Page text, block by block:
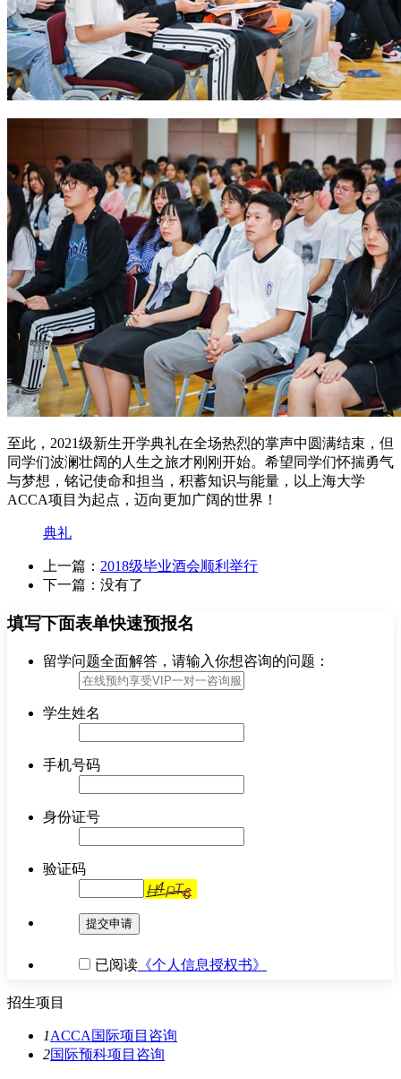
至此，2021级新生开学典礼在全场热烈的掌声中圆满结束，但
同学们波澜壮阔的人生之旅才刚刚开始。希望同学们怀揣勇气
与梦想，铭记使命和担当，积蓄知识与能量，以上海大学
ACCA项目为起点，迈向更加广阔的世界！
典礼
上一篇： 2018级毕业酒会顺利举行
下一篇：没有了
填写下面表单快速预报名
留学问题全面解答，请输入你想咨询的问题：
学生姓名
手机号码
身份证号
验证码
提交申请
已阅读 《个人信息授权书》
招生项目
1ACCA国际项目 咨询
2国际预科项目 咨询